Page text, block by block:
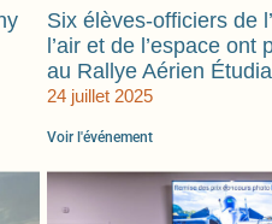
Six élèves-officiers de
l’air et de l’espace ont
au Rallye Aérien
24 juillet 2025
Voir l'événement